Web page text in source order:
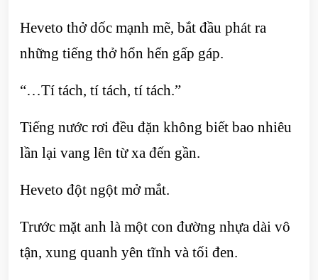
Heveto thở dốc mạnh mẽ, bắt đầu phát ra
những tiếng thở hổn hển gấp gáp.
“…Tí tách, tí tách, tí tách.”
Tiếng nước rơi đều đặn không biết bao nhiêu
lần lại vang lên từ xa đến gần.
Heveto đột ngột mở mắt.
Trước mặt anh là một con đường nhựa dài vô
tận, xung quanh yên tĩnh và tối đen.